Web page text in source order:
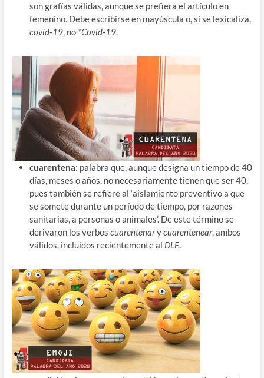
son grafías válidas, aunque se prefiera el artículo en
femenino. Debe escribirse en mayúscula o, si se lexicaliza,
covid-19, no *Covid-19.
cuarentena: palabra que, aunque designa un tiempo de 40
días, meses o años, no necesariamente tienen que ser 40,
pues también se refiere al ‘aislamiento preventivo a que
se somete durante un período de tiempo, por razones
sanitarias, a personas o animales’. De este término se
derivaron los verbos cuarentenarycuarentenear, ambos
válidos, incluidos recientemente al DLE.